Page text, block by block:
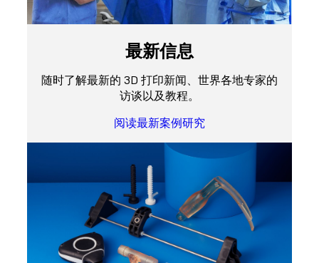
最新信息
随时了解最新的 3D 打印新闻、世界各地专家的
访谈以及教程。
阅读最新案例研究